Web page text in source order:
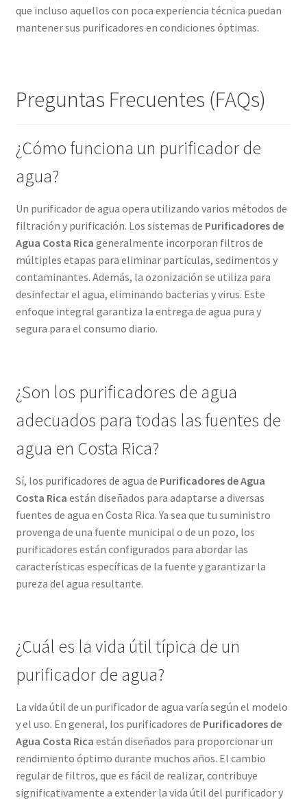
que incluso aquellos con poca experiencia técnica puedan
mantener sus purificadores en condiciones óptimas.
Preguntas Frecuentes (FAQs)
¿Cómo funciona un purificador de
agua?
Un purificador de agua opera utilizando varios métodos de
filtración y purificación. Los sistemas de Purificadores de
Agua Costa Rica generalmente incorporan filtros de
múltiples etapas para eliminar partículas, sedimentos y
contaminantes. Además, la ozonización se utiliza para
desinfectar el agua, eliminando bacterias y virus. Este
enfoque integral garantiza la entrega de agua pura y
segura para el consumo diario.
¿Son los purificadores de agua
adecuados para todas las fuentes de
agua en Costa Rica?
Sí, los purificadores de agua de Purificadores de Agua
Costa Rica están diseñados para adaptarse a diversas
fuentes de agua en Costa Rica. Ya sea que tu suministro
provenga de una fuente municipal o de un pozo, los
purificadores están configurados para abordar las
características específicas de la fuente y garantizar la
pureza del agua resultante.
¿Cuál es la vida útil típica de un
purificador de agua?
La vida útil de un purificador de agua varía según el modelo
y el uso. En general, los purificadores de Purificadores de
Agua Costa Rica están diseñados para proporcionar un
rendimiento óptimo durante muchos años. El cambio
regular de filtros, que es fácil de realizar, contribuye
significativamente a extender la vida útil del purificador y